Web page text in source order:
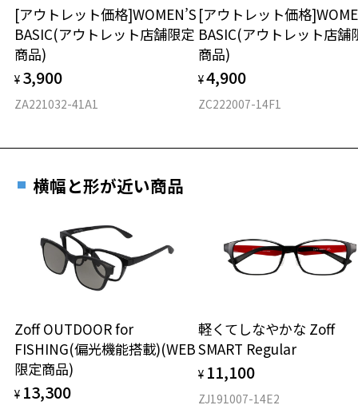
材質
フロント素材：French Plastic
[アウトレット価格]WOMEN’S
BASIC(アウトレット店舗限定
商品)
¥ 3,900
ZA221032-41A1
[アウトレット価格
BASIC(アウトレット店舗
商品)
¥4,900
ZC222007-14F1
横幅と形が近い商品
Zoff OUTDOOR for
FISHING(偏光機能搭載)(WEB
限定商品)
¥ 13,300
軽くてしなやかな Zoff
SMART Regular
¥ 11,100
ZJ191007-14E2